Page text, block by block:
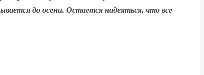
до осени. Остается надеяться, что все